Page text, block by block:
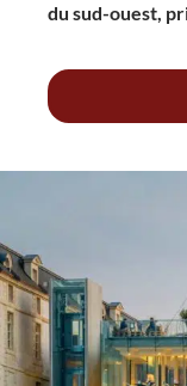
du sud-ouest,